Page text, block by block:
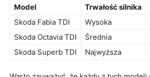
Model Trwałość ‌silnika
Skoda Fabia ⁢TDI
Wysoka
Skoda Octavia TDI
Średnia
Skoda Superb TDI
Najwyższa